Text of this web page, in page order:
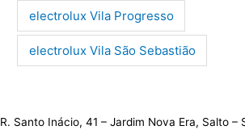
electrolux Vila Progresso
electrolux Vila São Sebastião
R. Santo Inácio, 41 – Jardim Nova Era, Salto –